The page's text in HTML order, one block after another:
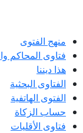
منهج الفتوى
فتاوى المحاكم
هذا ديننا
الفتاوى البحثية
الفتوى الهاتفية
حساب الزكاة
فتاوى الأقليات